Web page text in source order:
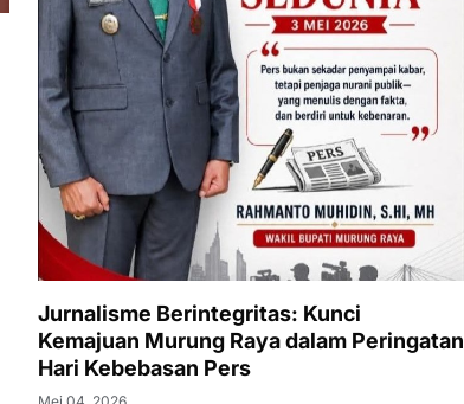
Jurnalisme Berintegritas: Kunci
Kemajuan Murung Raya dalam Peringatan
Hari Kebebasan Pers